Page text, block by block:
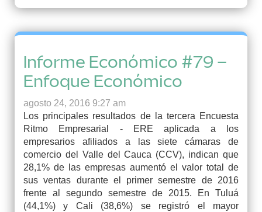
Informe Económico #79 –
Enfoque Económico
agosto 24, 2016 9:27 am
Los principales resultados de la tercera Encuesta
Ritmo Empresarial - ERE aplicada a los
empresarios afiliados a las siete cámaras de
comercio del Valle del Cauca (CCV), indican que
28,1% de las empresas aumentó el valor total de
sus ventas durante el primer semestre de 2016
frente al segundo semestre de 2015. En Tuluá
(44,1%) y Cali (38,6%) se registró el mayor